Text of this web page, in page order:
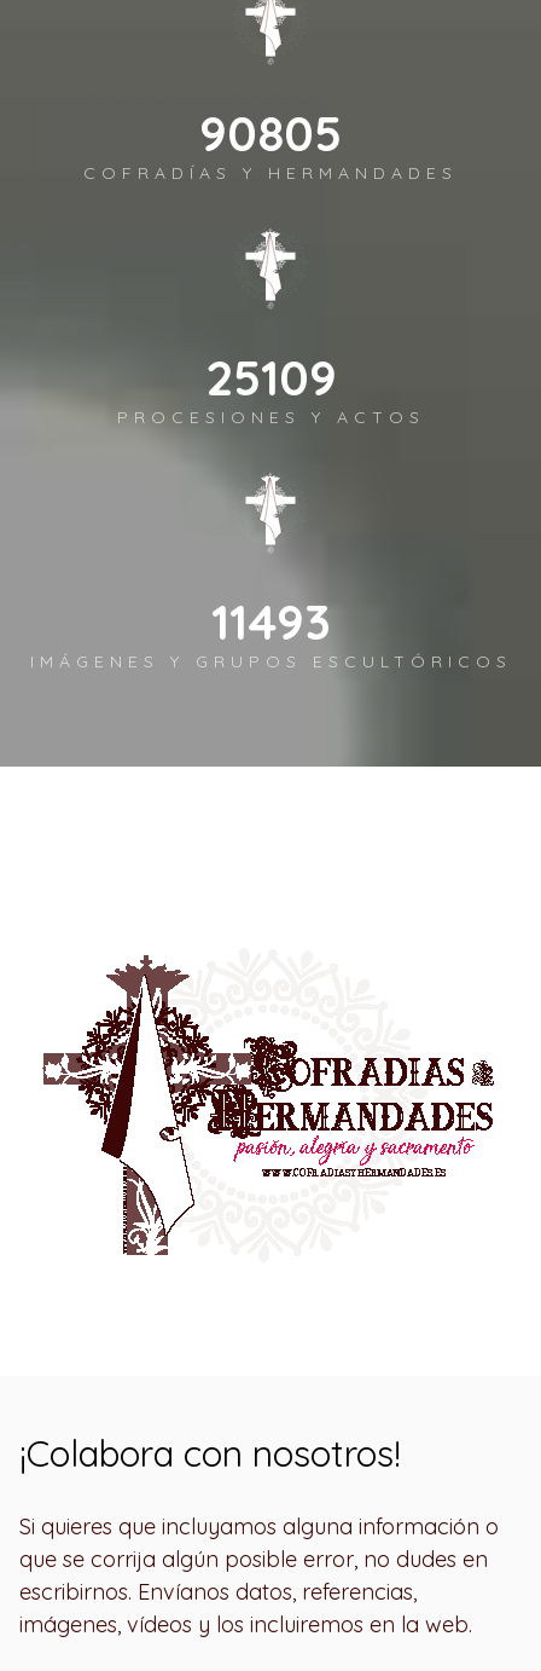
111614
COFRADÍAS Y HERMANDADES
30863
PROCESIONES Y ACTOS
14126
IMÁGENES Y GRUPOS ESCULTÓRICOS
¡Colabora con nosotros!
Si quieres que incluyamos alguna información o
que se corrija algún posible error, no dudes en
escribirnos. Envíanos datos, referencias,
imágenes, vídeos y los incluiremos en la web.